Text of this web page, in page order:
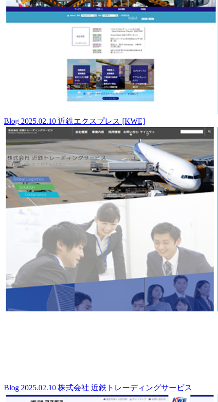
Blog 2025.02.10 近鉄エクスプレス [KWE]
Blog 2025.02.10 株式会社 近鉄トレーディングサービス